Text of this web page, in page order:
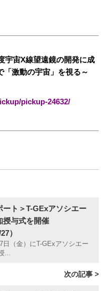
宇宙X線望遠鏡の開発に成
「激動の宇宙」を視る～
pickup-24632/
ート＞T-GExアソシエー
授与式を開催
）
日（金）にT-GExアソシエー
...
次の記事 >